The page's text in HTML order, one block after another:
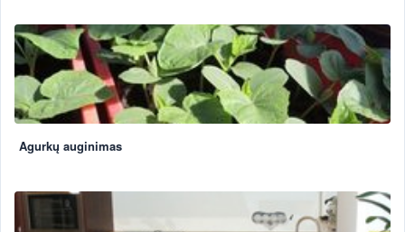
Agurkų auginimas